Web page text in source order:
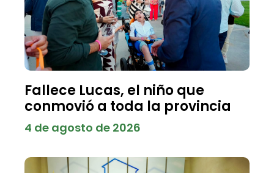
Fallece Lucas, el niño que
conmovió a toda la provincia
4 de agosto de 2026